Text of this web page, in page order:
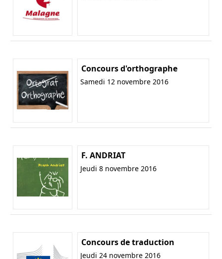
Concours d'orthographe
Samedi 12 novembre 2016
F. ANDRIAT
Jeudi 8 novembre 2016
Concours de traduction
Jeudi 24 novembre 2016